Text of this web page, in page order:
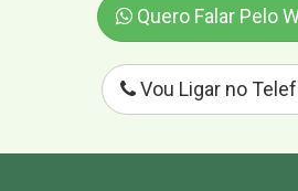
Quero Falar Pelo
Vou Ligar no